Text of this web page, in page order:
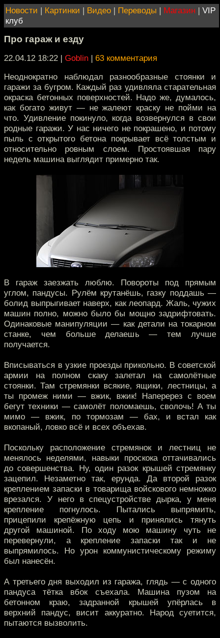
Новости | Картинки | Видео | Переводы | Магазин | VIP
клуб
Про гараж и езду
22.04.12 18:22 | Goblin | 63 комментария
Неоднократно наблюдал разнообразные стоянки и
гаражи за бугром. Каждый раз удивляла старательная
окраска бетонных поверхностей. Надо же, думалось,
как богато живут — не жалеют краску не пойми на
что. Удивление покинуло, когда возвернулся в свои
родные гаражи. У нас ничего не покрашено, и потому
пыль с открытого бетона покрывает всё толстым и
относительно ровным слоем. Простоявшая пару
недель машина выглядит примерно так.
В гараж заезжать люблю. Повороты под прямым
углом, пандусы. Рулём крутанёшь, газку поддашь —
болид выпрыгивает наверх, как леопард. Жаль, чужих
машин полно, можно было бы мощно задрифтовать.
Одинаковые манипуляции — как детали на токарном
станке, чем больше делаешь — тем лучше
получается.
Вписываться в узкие проезды прикольно. В советской
армии на полном скаку залетал на самолётные
стоянки. Там стремянки всякие, ящики, лестницы, а
ты промеж ними — вжик, вжик! Наперерез с воем
бегут техники — самолёт поломаешь, сволочь! А ты
мимо — вжик, по тормозам — бах, и встал как
вкопаный, ловко всё и всех объехав.
Поскольку расположение стремянок и лестниц не
менялось неделями, навыки проскока оттачивались
до совершенства. Ну, один разок крышей стремянку
зацепил. Незаметно так, ерунда. Да второй разок
креплением запаски в товарища войскового немножко
врезался. У него в спецустройстве дырка, у меня
крепление погнулось. Пытались выпрямить,
прицепили крепёжную цепь и принялись тянуть
другой машиной. По ходу мою машину чуть не
перевернули, а крепление запаски так и не
выпрямилось. Но урон коммунистическому режиму
был нанесён.
А третьего дня выходил из гаража, глядь — с одного
пандуса тётка вбок съехала. Машина пузом на
бетонном краю, задранной крышей упёрлась в
верхний пандус, висит аккуратно. Народ суетится,
пытаются вызволить.